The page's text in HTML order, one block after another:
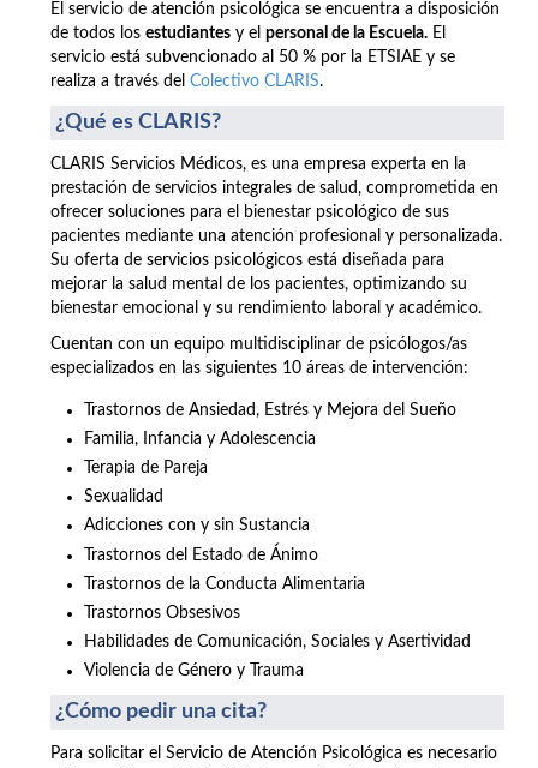
El servicio de atención psicológica se encuentra a disposición
de todos los estudiantes y el personal de la Escuela. El
servicio está subvencionado al 50 % por la ETSIAE y se
realiza a través del Colectivo CLARIS.
¿Qué es CLARIS?
CLARIS Servicios Médicos, es una empresa experta en la
prestación de servicios integrales de salud, comprometida en
ofrecer soluciones para el bienestar psicológico de sus
pacientes mediante una atención profesional y personalizada.
Su oferta de servicios psicológicos está diseñada para
mejorar la salud mental de los pacientes, optimizando su
bienestar emocional y su rendimiento laboral y académico.
Cuentan con un equipo multidisciplinar de psicólogos/as
especializados en las siguientes 10 áreas de intervención:
Trastornos de Ansiedad, Estrés y Mejora del Sueño
Familia, Infancia y Adolescencia
Terapia de Pareja
Sexualidad
Adicciones con y sin Sustancia
Trastornos del Estado de Ánimo
Trastornos de la Conducta Alimentaria
Trastornos Obsesivos
Habilidades de Comunicación, Sociales y Asertividad
Violencia de Género y Trauma
¿Cómo pedir una cita?
Para solicitar el Servicio de Atención Psicológica es necesario